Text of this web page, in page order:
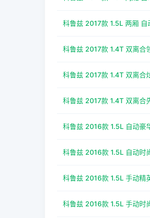
科鲁兹 2017款 1.5L 两厢 自
科鲁兹 2017款 1.4T 双离合
科鲁兹 2017款 1.4T 双离合
科鲁兹 2017款 1.4T 双离合
科鲁兹 2016款 1.5L 自动豪
科鲁兹 2016款 1.5L 自动时
科鲁兹 2016款 1.5L 手动精
科鲁兹 2016款 1.5L 手动时